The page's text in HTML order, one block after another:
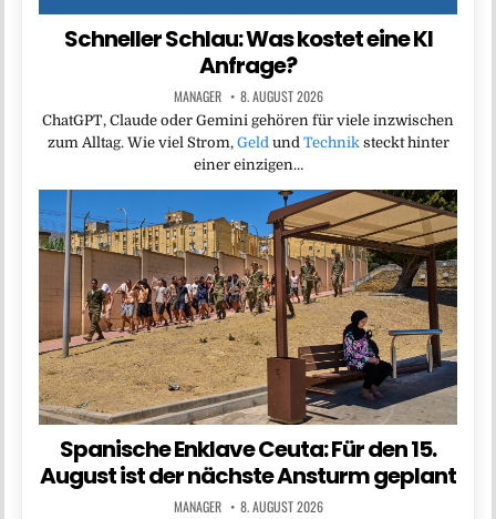
Schneller Schlau: Was kostet eine KI
Anfrage?
MANAGER 8. AUGUST 2026
ChatGPT, Claude oder Gemini gehören für viele inzwischen
zum Alltag. Wie viel Strom, Geld und Techniksteckt hinter
einer einzigen…
Spanische Enklave Ceuta: Für den 15.
August ist der nächste Ansturm geplant
MANAGER 8. AUGUST 2026